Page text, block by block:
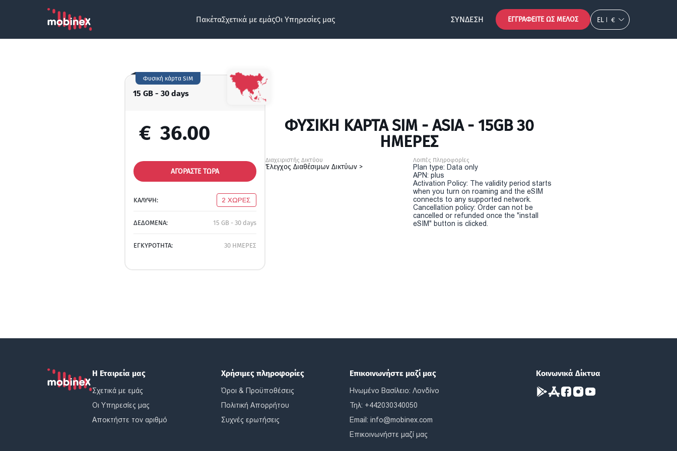
ΠακέταΣχετικά με εμάςΟι Υπηρεσίες μας ΣΎΝΔΕΣΗ ΕΓΓΡΑΦΕΊΤΕ ΩΣ ΜΈΛΟΣ EL €
15 GB - 30 days
Φυσική κάρτα SIM
€ 36.00
ΑΓΟΡΑΣΤΕ ΤΩΡΑ
ΚΑΛΥΨΗ: 2 ΧΩΡΕΣ
ΔΕΔΟΜΕΝΑ: 15 GB - 30 days
ΕΓΚΥΡΟΤΗΤΑ: 30 ΗΜΕΡΕΣ
ΦΥΣΙΚΉ ΚΆΡΤΑ SIM - ASIA - 15GB 30
ΗΜΕΡΕΣ
Διαχειριστής Δικτύου
Έλεγχος Διαθέσιμων Δικτύων >
Λοιπές Πληροφορίες
Plan type: Data only
APN: plus
Activation Policy: The validity period starts
when you turn on roaming and the eSIM
connects to any supported network.
Cancellation policy: Order can not be
cancelled or refunded once the "install
eSIM" button is clicked.
Η Εταιρεία μας
Σχετικά με εμάς
Οι Υπηρεσίες μας
Αποκτήστε τον αριθμό
Χρήσιμες πληροφορίες
Όροι & Προϋποθέσεις
Πολιτική Απορρήτου
Συχνές ερωτήσεις
Επικοινωνήστε μαζί μας
Ηνωμένο Βασίλειο: Λονδίνο
Τηλ: +442030340050
Email:info@mobinex.com
Επικοινωνήστε μαζί μας
Κοινωνικά Δίκτυα